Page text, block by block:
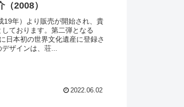
2008）
19年）より販売が開始され、貴
ております。第二弾となる
日本初の世界文化遺産に登録さ
ザインは、荘...
2022.06.02